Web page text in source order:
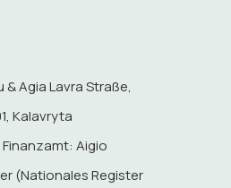
Agia Lavra Straße,
Kalavryta
Finanzamt: Aigio
(Nationales Register